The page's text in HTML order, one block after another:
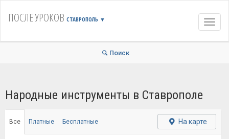
ПОСЛЕ УРОКОВ СТАВРОПОЛЬ ▼
Поиск
Народные инструменты в Ставрополе
Все Платные Бесплатные На карте